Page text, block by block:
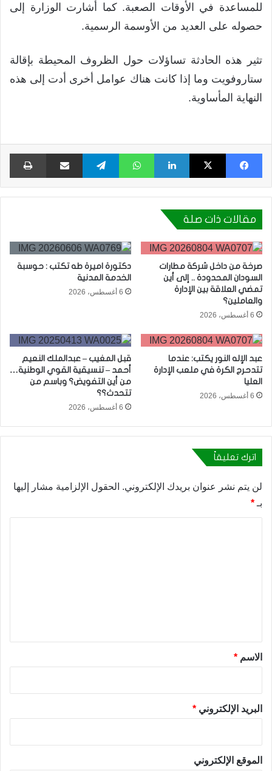
للمساعدة في الأوقات الصعبة. كما أشارت الوزارة إلى
حصوله على العديد من الأوسمة الرسمية.
تثير هذه الحادثة تساؤلات حول الظروف المحيطة بإقالة
ستاروفويت وما إذا كانت هناك عوامل أخرى أدت إلى هذه
النهاية المأساوية.
فيسبوك X لينكدإن واتساب تيلقرام مشاركة عبر البريد
مقالات ذات صلة
صرخة من داخل شركة مطارات
السودان المحدودة .. إلى أين
تمضي العلاقة بين الإدارة
والعاملين؟
6 أغسطس، 2026
دكتورة اميرة طه تكتب : حوسبة
الخدمة المدنية
6 أغسطس، 2026
عبد الإله النور يكتب: عندما
تتدحرج الكرة في ملعب الإدارة
العليا
6 أغسطس، 2026
قبل المغيب – عبدالملك النعيم
أحمد – تنسيقية القوي الوطنية…
من أين التفويض؟ وباسم من
تتحدث؟؟
6 أغسطس، 2026
اترك تعليقاً
لن يتم نشر عنوان بريدك الإلكتروني. الحقول الإلزامية مشار إليها
بـ *
*الاسم *
البريد الإلكتروني *
الموقع الإلكتروني